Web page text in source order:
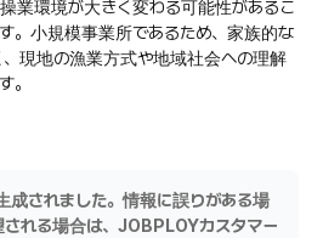
業環境が大きく変わる可能性があるこ
。小規模事業所であるため、家族的な
現地の漁業方式や地域社会への理解
。
成されました。情報に誤りがある場
れる場合は、JOBPLOYカスタマー